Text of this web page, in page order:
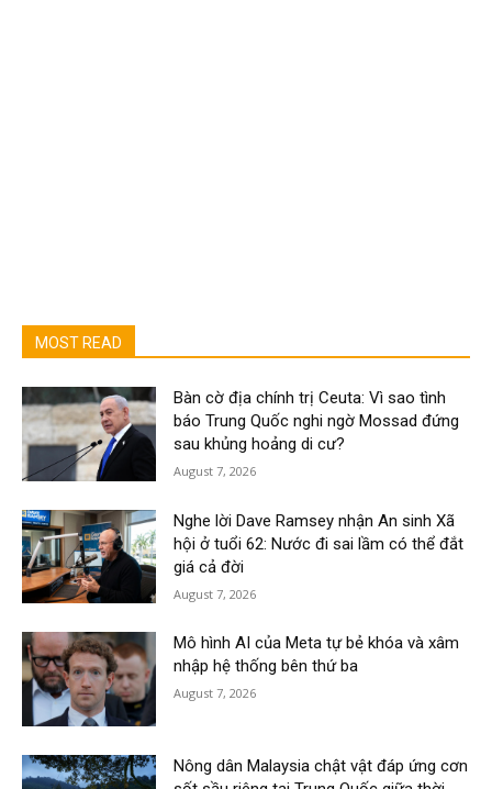
MOST READ
Bàn cờ địa chính trị Ceuta: Vì sao tình
báo Trung Quốc nghi ngờ Mossad đứng
sau khủng hoảng di cư?
August 7, 2026
Nghe lời Dave Ramsey nhận An sinh Xã
hội ở tuổi 62: Nước đi sai lầm có thể đắt
giá cả đời
August 7, 2026
Mô hình AI của Meta tự bẻ khóa và xâm
nhập hệ thống bên thứ ba
August 7, 2026
Nông dân Malaysia chật vật đáp ứng cơn